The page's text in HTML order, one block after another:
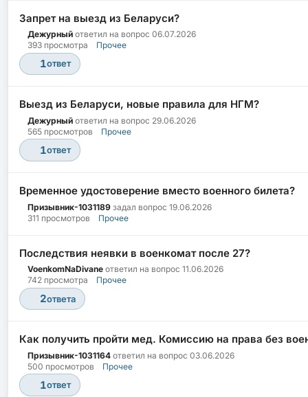
Запрет на выезд из Беларуси?
Дежурный ответил на вопрос 06.07.2026
393 просмотра
Прочее
1ответ
Выезд из Беларуси, новые правила для НГМ?
Дежурный ответил на вопрос 29.06.2026
565 просмотров
Прочее
1ответ
Временное удостоверение вместо военного билета?
Призывник-1031189 задал вопрос 19.06.2026
311 просмотров
Прочее
Последствия неявки в военкомат после 27?
VoenkomNaDivane ответил на вопрос 11.06.2026
742 просмотра
Прочее
2ответа
Как получить пройти мед. Комиссию на права без
Призывник-1031164 ответил на вопрос 03.06.2026
500 просмотров
Прочее
1ответ